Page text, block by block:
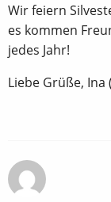
Wir feiern
es kommen
jedes Jahr!
Liebe Grüße, Ina